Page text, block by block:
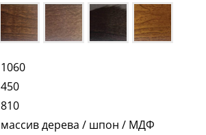
1060
450
810
массив дерева / шпон / МДФ